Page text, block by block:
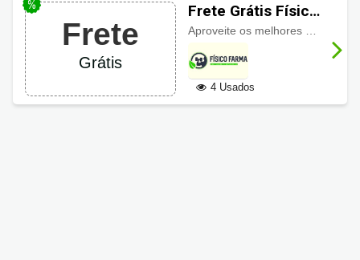
Frete
Grátis
Frete Grátis Físico
Farma
4 Usados